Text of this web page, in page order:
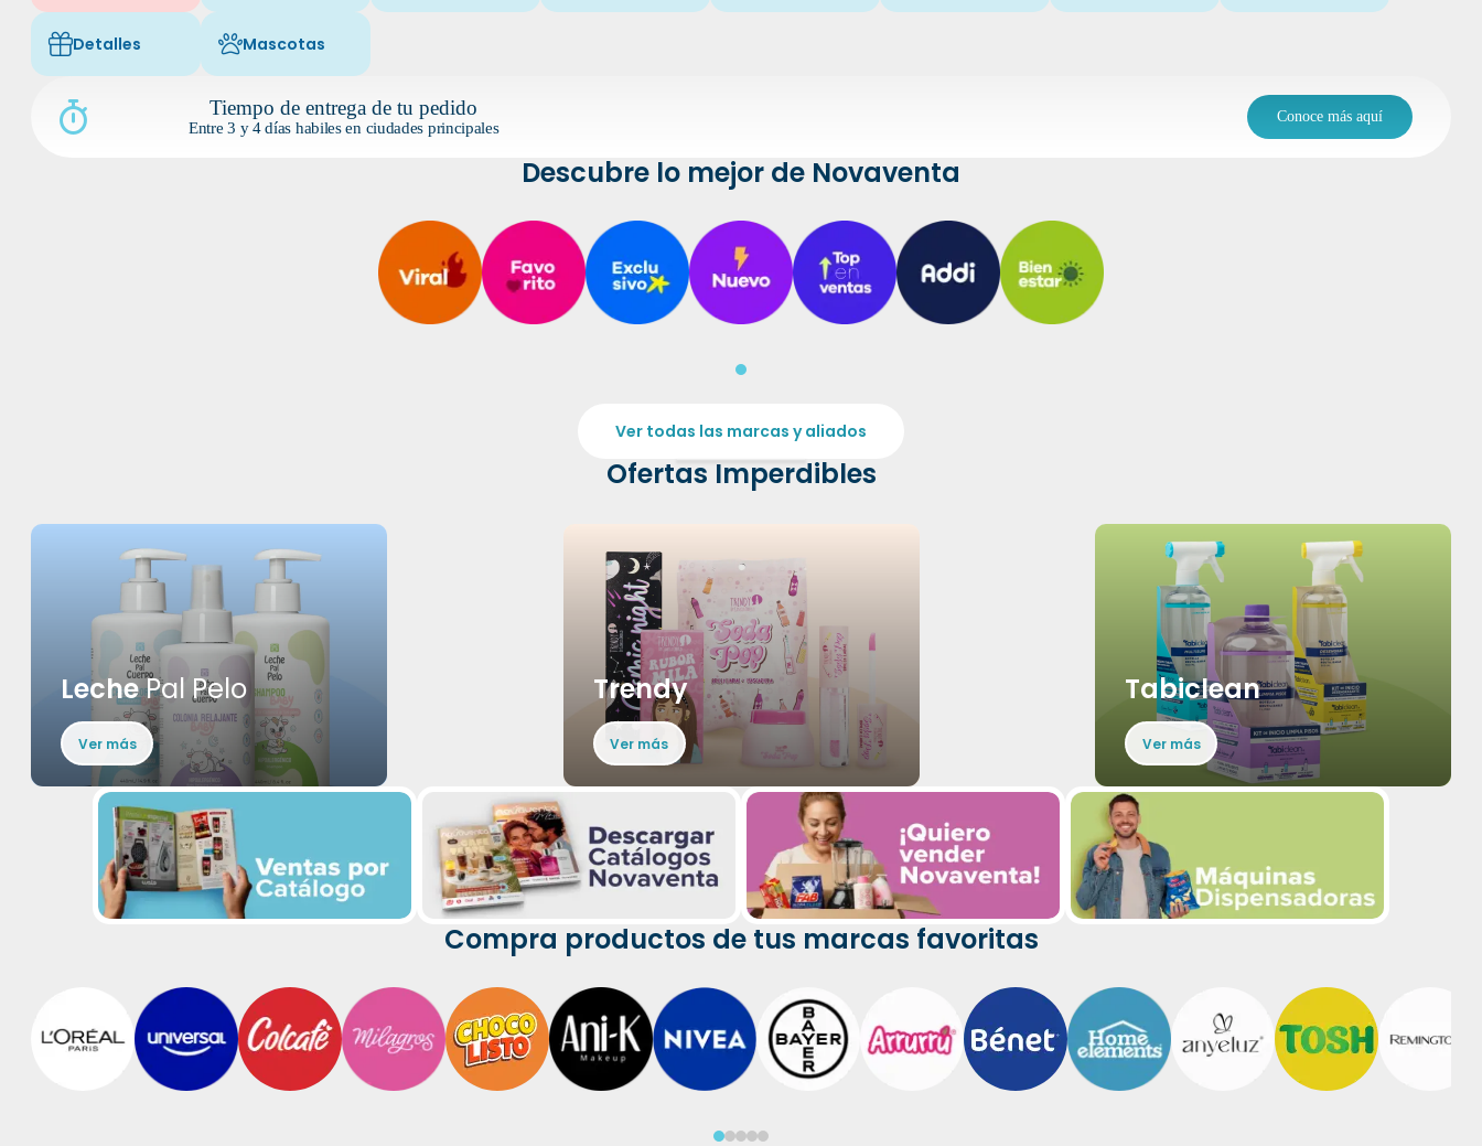
Icon of fa-light fa-gift
Detalles Icon of fa-light fa-paw
Mascotas
Tiempo de entrega de tu pedido
Entre 3 y 4 días habiles en ciudades principales
Conoce más aquí
Descubre lo mejor de Novaventa
Ver todas las marcas y aliados
Ofertas Imperdibles
LechePal Pelo
Ver más
Trendy
Ver más
Tabiclean
Ver más
Compra productos de tus marcas favoritas